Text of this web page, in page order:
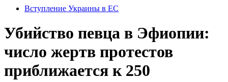
Вступление Украины в ЕС
Убийство певца в Эфиопии:
число жертв протестов
приближается к 250